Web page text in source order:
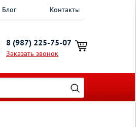
Блог Контакты
8 (987) 225-75-07
Заказать звонок